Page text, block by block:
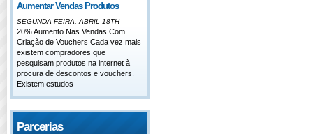
Aumentar Vendas Produtos
SEGUNDA-FEIRA, ABRIL 18TH
20% Aumento Nas Vendas Com
Criação de Vouchers Cada vez mais
existem compradores que
pesquisam produtos na internet à
procura de descontos e vouchers.
Existem estudos
Parcerias